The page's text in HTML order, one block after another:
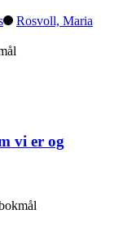
Rosvoll, Maria
vi er og